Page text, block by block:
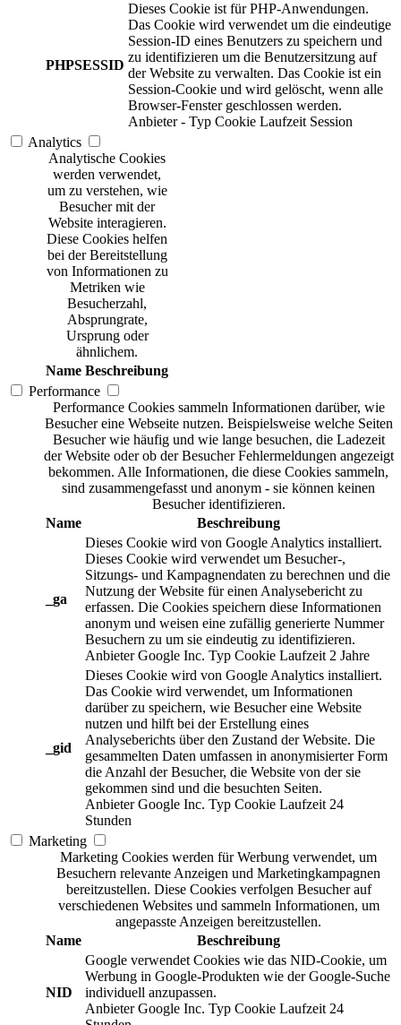
PHPSESSID
Dieses Cookie ist für PHP-Anwendungen.
Das Cookie wird verwendet um die eindeutige
Session-ID eines Benutzers zu speichern und
zu identifizieren um die Benutzersitzung auf
der Website zu verwalten. Das Cookie ist ein
Session-Cookie und wird gelöscht, wenn alle
Browser-Fenster geschlossen werden.
Anbieter - Typ Cookie Laufzeit Session
Analytics
Analytische Cookies
werden verwendet,
um zu verstehen, wie
Besucher mit der
Website interagieren.
Diese Cookies helfen
bei der Bereitstellung
von Informationen zu
Metriken wie
Besucherzahl,
Absprungrate,
Ursprung oder
ähnlichem.
Name Beschreibung
Performance
Performance Cookies sammeln Informationen darüber, wie
Besucher eine Webseite nutzen. Beispielsweise welche Seiten
Besucher wie häufig und wie lange besuchen, die Ladezeit
der Website oder ob der Besucher Fehlermeldungen angezeigt
bekommen. Alle Informationen, die diese Cookies sammeln,
sind zusammengefasst und anonym - sie können keinen
Besucher identifizieren.
Name
Beschreibung
_ga
Dieses Cookie wird von Google Analytics installiert.
Dieses Cookie wird verwendet um Besucher-,
Sitzungs- und Kampagnendaten zu berechnen und die
Nutzung der Website für einen Analysebericht zu
erfassen. Die Cookies speichern diese Informationen
anonym und weisen eine zufällig generierte Nummer
Besuchern zu um sie eindeutig zu identifizieren.
Anbieter Google Inc. Typ Cookie Laufzeit 2 Jahre
_gid
Dieses Cookie wird von Google Analytics installiert.
Das Cookie wird verwendet, um Informationen
darüber zu speichern, wie Besucher eine Website
nutzen und hilft bei der Erstellung eines
Analyseberichts über den Zustand der Website. Die
gesammelten Daten umfassen in anonymisierter Form
die Anzahl der Besucher, die Website von der sie
gekommen sind und die besuchten Seiten.
Anbieter Google Inc. Typ Cookie Laufzeit 24
Stunden
Marketing
Marketing Cookies werden für Werbung verwendet, um
Besuchern relevante Anzeigen und Marketingkampagnen
bereitzustellen. Diese Cookies verfolgen Besucher auf
verschiedenen Websites und sammeln Informationen, um
angepasste Anzeigen bereitzustellen.
Name
Beschreibung
NID
Google verwendet Cookies wie das NID-Cookie, um
Werbung in Google-Produkten wie der Google-Suche
individuell anzupassen.
Anbieter Google Inc. Typ Cookie Laufzeit 24